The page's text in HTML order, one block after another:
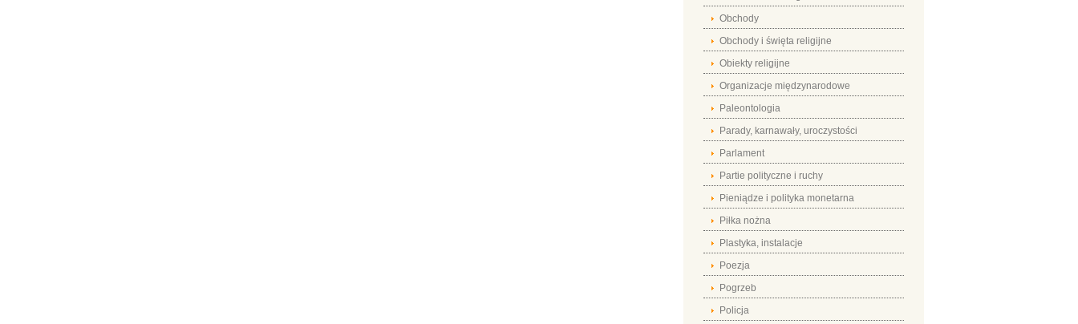
Obchody
Obchody i święta religijne
Obiekty religijne
Organizacje międzynarodowe
Paleontologia
Parady, karnawały, uroczystości
Parlament
Partie polityczne i ruchy
Pieniądze i polityka monetarna
Piłka nożna
Plastyka, instalacje
Poezja
Pogrzeb
Policja